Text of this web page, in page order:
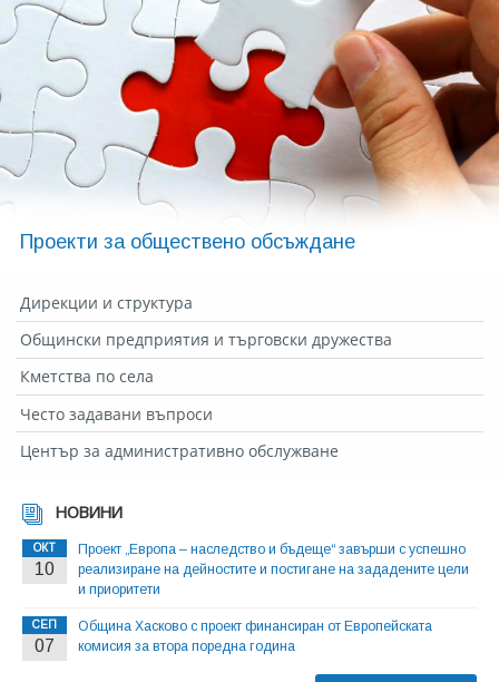
Проекти за обществено обсъждане
Дирекции и структура
Общински предприятия и търговски дружества
Кметства по села
Често задавани въпроси
Център за административно обслужване
НОВИНИ
ОКТ
10
Проект „Европа – наследство и бъдеще“ завърши с успешно
реализиране на дейностите и постигане на зададените цели
и приоритети
СЕП
07
Община Хасково с проект финансиран от Европейската
комисия за втора поредна година